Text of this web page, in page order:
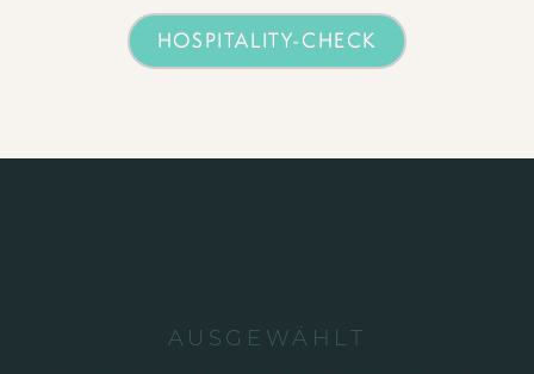
HOSPITALITY-CHECK
AUSGEWÄHLT